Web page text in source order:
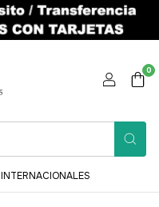
0
INTERNACIONALES